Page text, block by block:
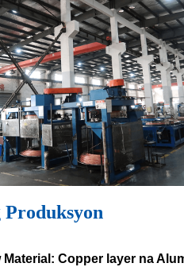
Produksyon
Material: Copper layer na